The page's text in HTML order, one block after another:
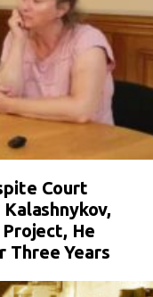
Court
He
Three Years